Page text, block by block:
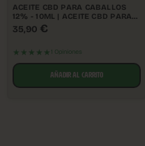
ACEITE CBD PARA CABALLOS
12% - 10ML | ACEITE CBD PARA
MASCOTAS
35,90 €
★★★★★ 1 Opiniones
AÑADIR AL CARRITO